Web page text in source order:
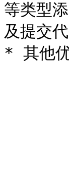
等类型
及提交